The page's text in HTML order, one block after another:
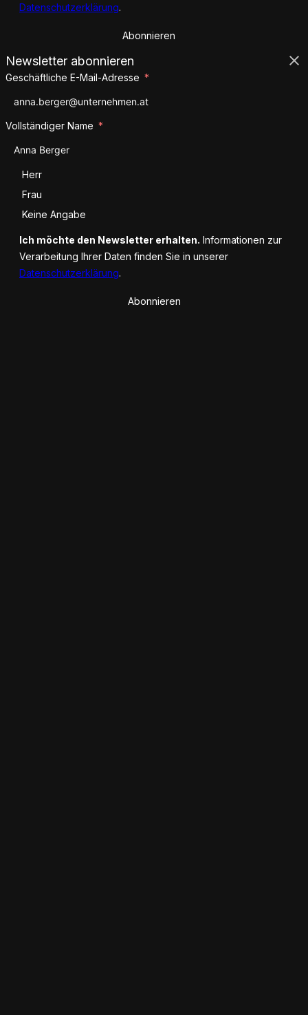
Datenschutzerklärung.
Abonnieren
Newsletter abonnieren
Geschäftliche E-Mail-Adresse
Vollständiger Name
Anrede
Herr
Frau
Keine Angabe
Ich möchte den Newsletter erhalten. Informationen zur
Verarbeitung Ihrer Daten finden Sie in unserer
Datenschutzerklärung.
Abonnieren